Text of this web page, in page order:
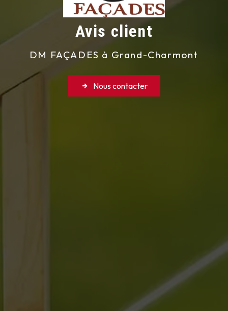
Avis client
DM FAÇADES à Grand-Charmont
Nous contacter